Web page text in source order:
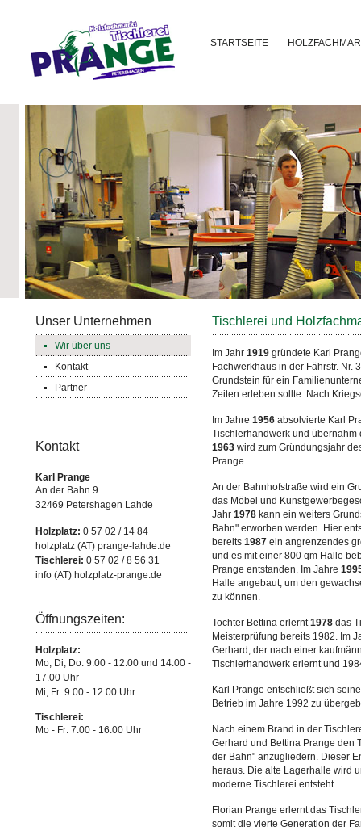
STARTSEITE
Unser Unternehmen
Wir über uns
Kontakt
Partner
Kontakt
Karl Prange
An der Bahn 9
32469 Petershagen Lahde
Holzplatz: 0 57 02 / 14 84
holzplatz (AT) prange-lahde.de
Tischlerei: 0 57 02 / 8 56 31
info (AT) holzplatz-prange.de
Öffnungszeiten:
Holzplatz:
Mo, Di, Do: 9.00 - 12.00 und 14.00 -
17.00 Uhr
Mi, Fr: 9.00 - 12.00 Uhr
Tischlerei:
Mo - Fr: 7.00 - 16.00 Uhr
Tischlerei und
Im Jahr 1919 gründete Karl
Fachwerkhaus in der Fährstr. Nr.
Grundstein für ein
Zeiten erleben sollte. Nach
Im Jahre 1956 absolvierte Karl
Tischlerhandwerk und
1963 wird zum Gründungsjahr
Prange.
An der Bahnhofstraße wird ein
das Möbel und
Jahr 1978 kann ein weiters
Bahn" erworben werden. Hier
bereits 1987 ein angrenzendes
und es mit einer 800 qm Halle
Prange entstanden. Im Jahre
Halle angebaut, um den
zu können.
Tochter Bettina erlernt1978 das
Meisterprüfung bereits 1982. Im
Gerhard, der nach einer
Tischlerhandwerk erlernt und
Karl Prange entschließt sich
Betrieb im Jahre 1992 zu
Nach einem Brand in der
Gerhard und Bettina Prange den
der Bahn" anzugliedern. Dieser
heraus. Die alte Lagerhalle wird
moderne Tischlerei entsteht.
Florian Prange erlernt das
somit die vierte Generation der